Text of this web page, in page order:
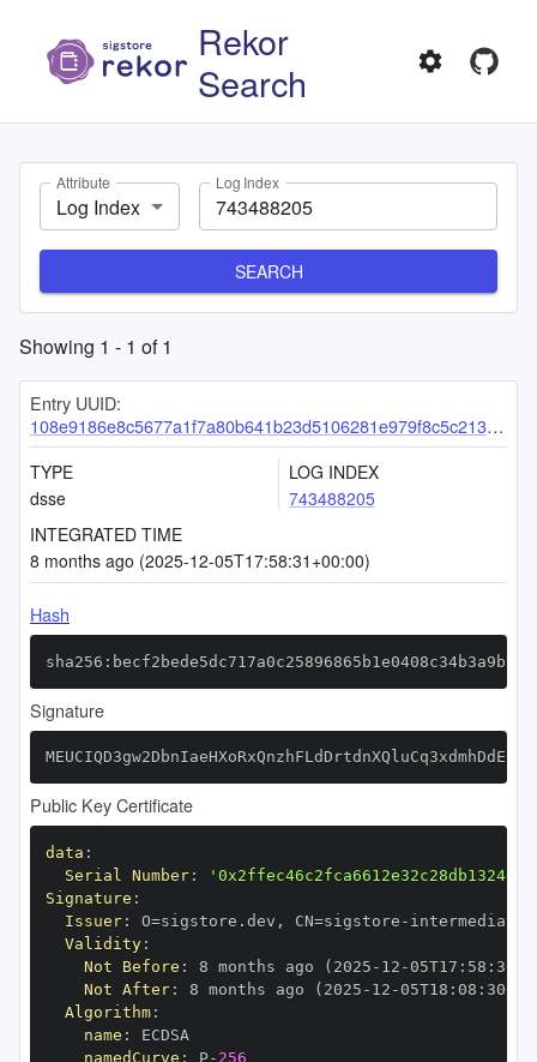
Rekor
Search
Attribute
Log Index
Log Index
SEARCH
Showing 1 - 1 of1
Entry UUID:
108e9186e8c5677a1f7a80b641b23d5106281e979f8c5c213d5a943db27951420a93cb137ce82537
TYPE
dsse
LOG INDEX
743488205
INTEGRATED TIME
8 months ago (2025-12-05T17:58:31+00:00)
Hash
Signature
Public Key Certificate
data :
Serial Number:
Signature :
Issuer: O=sigstore.dev , CN=sigstore -
Validity:
Not Before : 8 months ago (2025 - 12 -05T17 : 58 :
Not After: 8 months ago (2025 - 12 -05T18 : 08 : 30+00
Algorithm:
name :
namedCurve : P- 256